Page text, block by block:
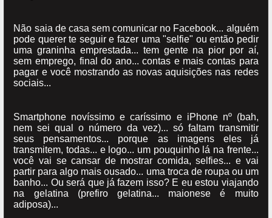
Não saia de casa sem comunicar no Facebook... alguém
pode querer te seguir e fazer uma "selfie" ou então pedir
uma graninha emprestada... tem gente na pior por aí,
sem emprego, final do ano... contas e mais contas para
pagar e você mostrando as novas aquisições nas redes
sociais...
Smartphone novíssimo e caríssimo e iPhone nº (bah,
nem sei qual o número da vez)... só faltam transmitir
seus pensamentos... porque as imagens eles já
transmitem, todas... e logo... um pouquinho lá na frente...
você vai se cansar de mostrar comida, selfies... e vai
partir para algo mais ousado... uma troca de roupa ou um
banho... Ou será que já fazem isso? E eu estou viajando
na gelatina (prefiro gelatina... maionese é muito
adiposa)...